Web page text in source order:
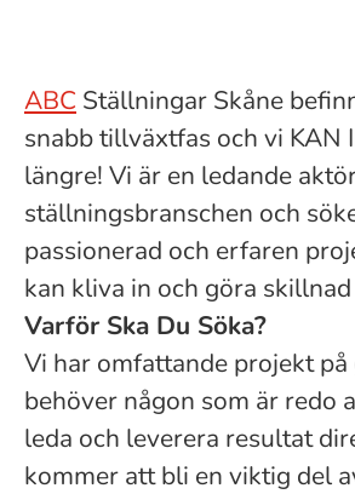
ABC Ställningar Skåne
snabb tillväxtfas och vi KAN
längre! Vi är en ledande
ställningsbranschen och
passionerad och erfaren
kan kliva in och göra
Varför Ska Du Söka?
Vi har omfattande projekt på
behöver någon som är redo
leda och leverera resultat
kommer att bli en viktig del